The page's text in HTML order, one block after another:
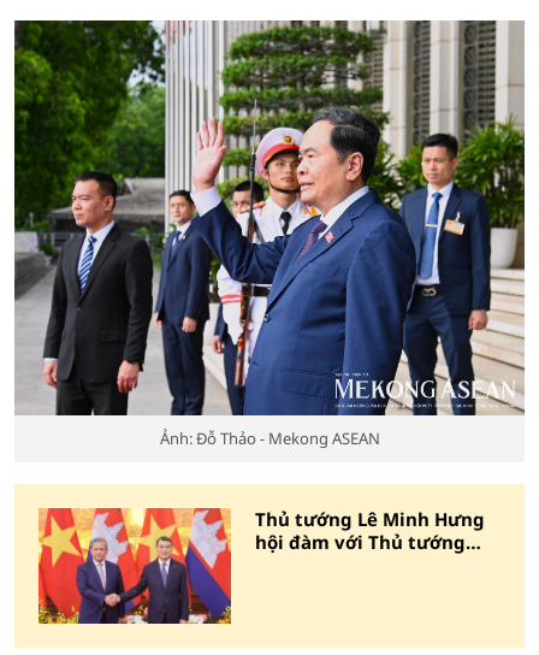
Ảnh: Đỗ Thảo - Mekong ASEAN
Thủ tướng Lê Minh Hưng
hội đàm với Thủ tướng